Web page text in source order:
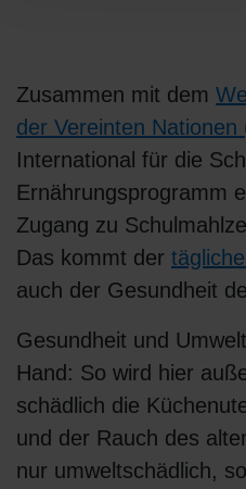
Zusammen mit dem
der Vereinten Nationen
International für die
Ernährungsprogramm
Zugang zu
Das kommt der
auch der Gesundheit
Gesundheit und
Hand: So wird hier
schädlich die
und der Rauch des
nur umweltschädlich,